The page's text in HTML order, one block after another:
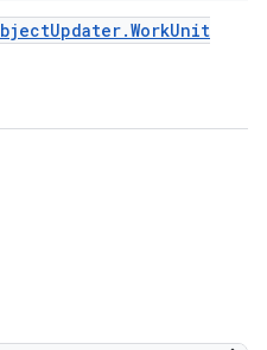
Updater.WorkUnit